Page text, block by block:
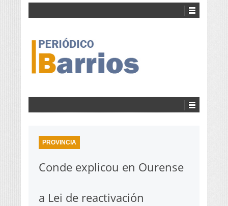
PROVINCIA
Conde explicou en Ourense
a Lei de reactivación